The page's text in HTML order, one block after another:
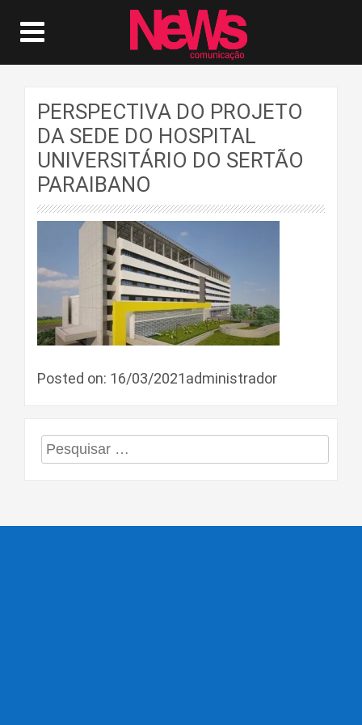
PERSPECTIVA DO PROJETO
DA SEDE DO HOSPITAL
UNIVERSITÁRIO DO SERTÃO
PARAIBANO
Posted on: 16/03/2021administrador
Pesquisar
por: